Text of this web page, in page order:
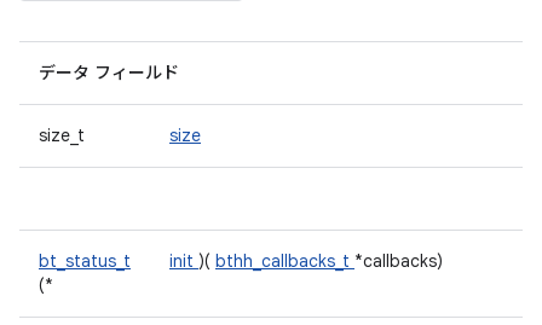
データ フィールド
size_t size
bt_status_t
(*
init )( bthh_callbacks_t *callbacks)